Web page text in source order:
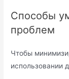
Способы
проблем
Чтобы
использовании